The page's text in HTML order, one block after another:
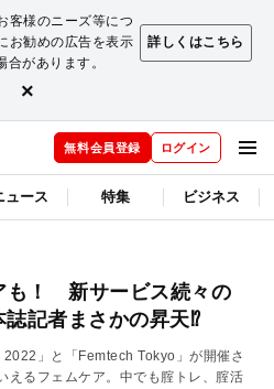
客様のニーズ等につ
お勧めの広告を表示
があります。
詳しくはこちら
×
無料会員登録 ログイン
ュース 特集 ビジネス
も！ 新サービス続々の
誌記者まさかの昇天⁉
」と「Femtech Tokyo」が開催さ
えるフェムケア。中でも腟トレ、腟活